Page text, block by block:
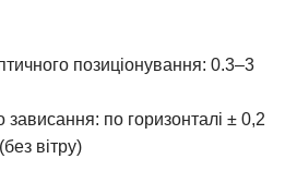
позиціонування: 0.3–3
зависання: по горизонталі ± 0,2
вітру)